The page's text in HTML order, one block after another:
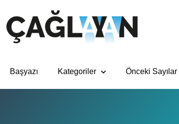
Başyazı Kategoriler Önceki Sayılar